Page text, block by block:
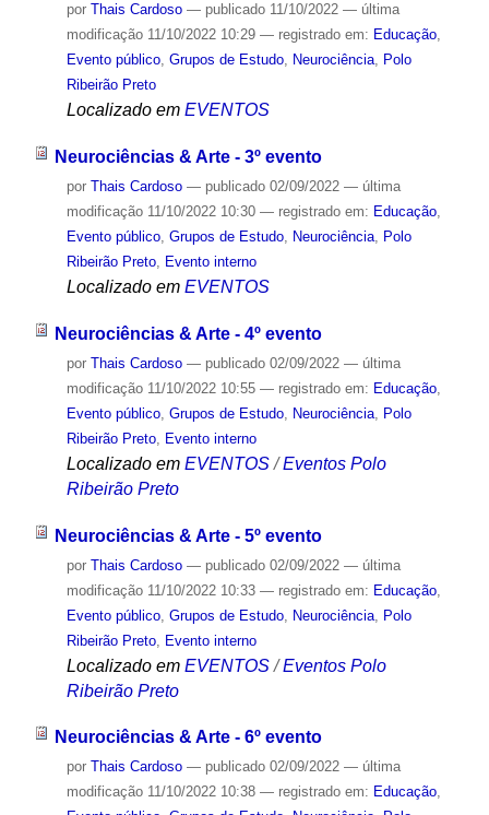
por Thais Cardoso — publicado11/10/2022 — última
modificação11/10/2022 10:29 — registrado em: Educação,
Evento público, Grupos de Estudo, Neurociência, Polo
Ribeirão Preto
Localizado em EVENTOS
Neurociências & Arte - 3º evento
por Thais Cardoso — publicado02/09/2022 — última
modificação11/10/2022 10:30 — registrado em: Educação,
Evento público, Grupos de Estudo, Neurociência, Polo
Ribeirão Preto, Evento interno
Localizado em EVENTOS
Neurociências & Arte - 4º evento
por Thais Cardoso — publicado02/09/2022 — última
modificação11/10/2022 10:55 — registrado em: Educação,
Evento público, Grupos de Estudo, Neurociência,
Polo
Ribeirão Preto, Evento interno
Localizado em EVENTOS /Eventos Polo
Ribeirão Preto
Neurociências & Arte - 5º evento
por Thais Cardoso — publicado02/09/2022 — última
modificação11/10/2022 10:33 — registrado em: Educação,
Evento público, Grupos de Estudo, Neurociência, Polo
Ribeirão Preto, Evento interno
Localizado em EVENTOS /Eventos Polo
Ribeirão Preto
Neurociências & Arte - 6º evento
por Thais Cardoso — publicado02/09/2022 — última
modificação11/10/2022 10:38 — registrado em: Educação,